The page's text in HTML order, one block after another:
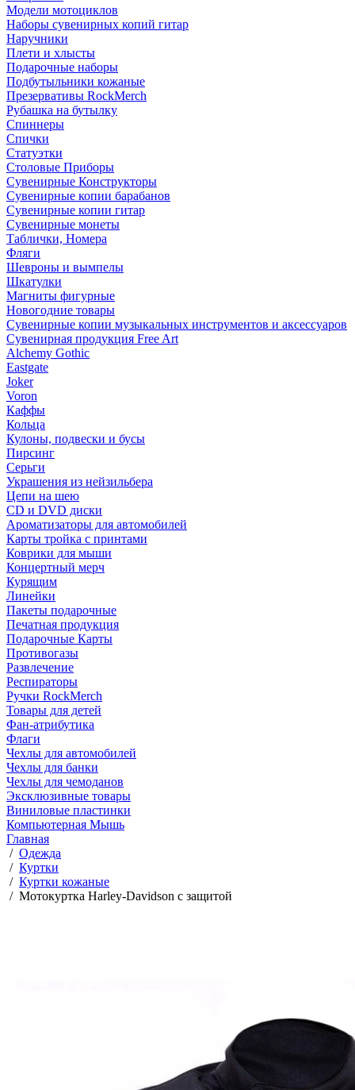
Модели мотоциклов
Наборы сувенирных копий гитар
Наручники
Плети и хлысты
Подарочные наборы
Подбутыльники кожаные
Презервативы RockMerch
Рубашка на бутылку
Спиннеры
Спички
Статуэтки
Столовые Приборы
Сувенирные Конструкторы
Сувенирные копии барабанов
Сувенирные копии гитар
Сувенирные монеты
Таблички, Номера
Фляги
Шевроны и вымпелы
Шкатулки
Магниты фигурные
Новогодние товары
Сувенирные копии музыкальных инструментов и аксессуаров
Сувенирная продукция Free Art
Alchemy Gothic
Eastgate
Joker
Voron
Каффы
Кольца
Кулоны, подвески и бусы
Пирсинг
Серьги
Украшения из нейзильбера
Цепи на шею
CD и DVD диски
Ароматизаторы для автомобилей
Карты тройка с принтами
Коврики для мыши
Концертный мерч
Курящим
Линейки
Пакеты подарочные
Печатная продукция
Подарочные Карты
Противогазы
Развлечение
Респираторы
Ручки RockMerch
Товары для детей
Фан-атрибутика
Флаги
Чехлы для автомобилей
Чехлы для банки
Чехлы для чемоданов
Эксклюзивные товары
Виниловые пластинки
Компьютерная Мышь
Главная
/ Одежда
/ Куртки
/ Куртки кожаные
/ Мотокуртка Harley-Davidson с защитой